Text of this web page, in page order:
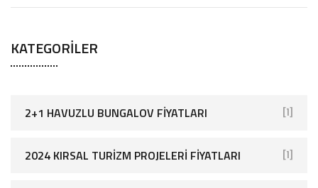
KATEGORILER
2+1 HAVUZLU BUNGALOV FIYATLARI [1]
2024 KIRSAL TURIZM PROJELERI FIYATLARI [1]